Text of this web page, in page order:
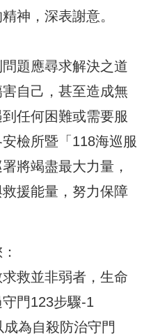
神，深表謝意。
題應尋求解決之道
自己，甚至造成無
任何困難或需要服
檢所暨「118海巡服
將竭盡最大力量，
援能量，努力保障
救並非弱者，生命
門123步驟-1
為自殺防治守門